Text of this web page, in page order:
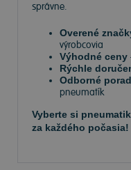
správne.
Overené
výrobcovia
Výhodné ceny
Rýchle
Odborné
pneumatík
Vyberte si
za každého počasia!